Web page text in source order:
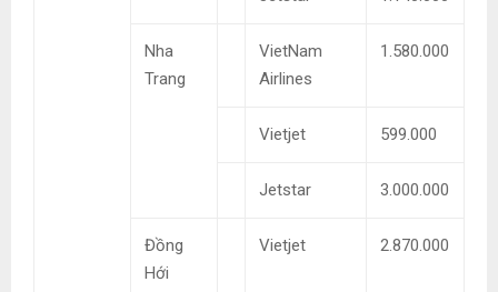
Nha
Trang
VietNam
Airlines
1.580.000
Vietjet 599.000
Jetstar 3.000.000
Đồng
Hới
Vietjet 2.870.000